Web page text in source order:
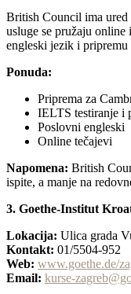
British Council ima ured
usluge se pružaju online
engleski jezik i pripremu
Ponuda:
Priprema za
IELTS testiranje i
Poslovni engleski
Online tečajevi
Napomena: British
ispite, a manje na
3. Goethe-Institut
Lokacija: Ulica grada
Kontakt: 01/5504-952
Web: www.goethe.de/
Email: kurse-